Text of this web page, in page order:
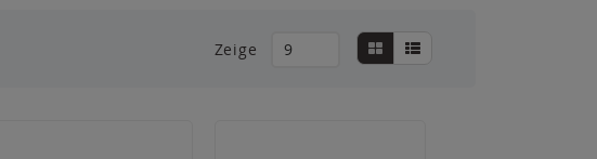
Anzeigen
Liste Liste
Zeige